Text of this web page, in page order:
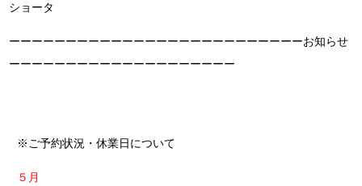
ショータ
ーーーーーーーーーーーーーーーーーーーーーーーーーーお知らせ
ーーーーーーーーーーーーーーーーーーーー
※ご予約状況・休業日について
５月